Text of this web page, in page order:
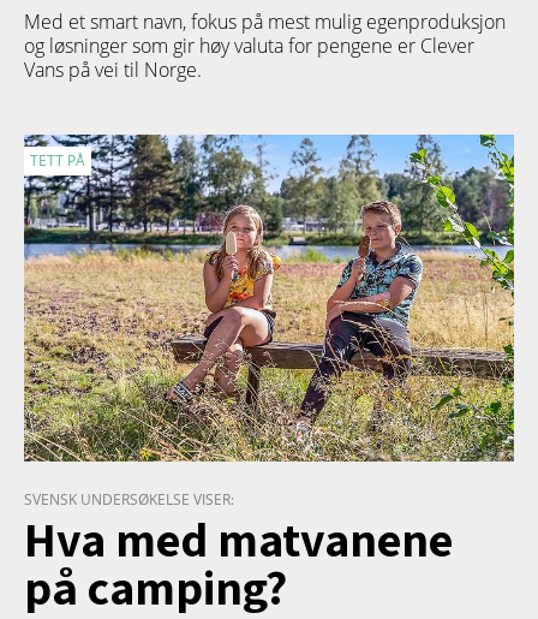
Med et smart navn, fokus på mest mulig egenproduksjon
og løsninger som gir høy valuta for pengene er Clever
Vans på vei til Norge.
TETT PÅ
SVENSK UNDERSØKELSE VISER:
Hva med matvanene
på camping?